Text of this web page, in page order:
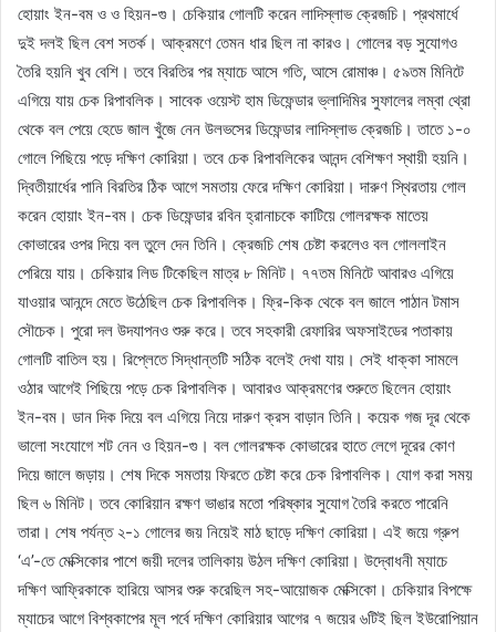
হোয়াং ইন-বম ও ও হিয়ন-গু। চেকিয়ার গোলটি করেন লাদিস্লাভ ক্রেজচি। প্রথমার্ধে
দুই দলই ছিল বেশ সতর্ক। আক্রমণে তেমন ধার ছিল না কারও। গোলের বড় সুযোগও
তৈরি হয়নি খুব বেশি। তবে বিরতির পর ম্যাচে আসে গতি, আসে রোমাঞ্চ। ৫৯তম মিনিটে
এগিয়ে যায় চেক রিপাবলিক। সাবেক ওয়েস্ট হাম ডিফেন্ডার ভ্লাদিমির সুফালের লম্বা থ্রো
থেকে বল পেয়ে হেডে জাল খুঁজে নেন উলভসের ডিফেন্ডার লাদিস্লাভ ক্রেজচি। তাতে ১-০
গোলে পিছিয়ে পড়ে দক্ষিণ কোরিয়া। তবে চেক রিপাবলিকের আনন্দ বেশিক্ষণ স্থায়ী হয়নি।
দ্বিতীয়ার্ধের পানি বিরতির ঠিক আগে সমতায় ফেরে দক্ষিণ কোরিয়া। দারুণ স্থিরতায় গোল
করেন হোয়াং ইন-বম। চেক ডিফেন্ডার রবিন হ্রানাচকে কাটিয়ে গোলরক্ষক মাতেয়
কোভারের ওপর দিয়ে বল তুলে দেন তিনি। ক্রেজচি শেষ চেষ্টা করলেও বল গোললাইন
পেরিয়ে যায়। চেকিয়ার লিড টিকেছিল মাত্র ৮ মিনিট। ৭৭তম মিনিটে আবারও এগিয়ে
যাওয়ার আনন্দে মেতে উঠেছিল চেক রিপাবলিক। ফ্রি-কিক থেকে বল জালে পাঠান টমাস
সৌচেক। পুরো দল উদযাপনও শুরু করে। তবে সহকারী রেফারির অফসাইডের পতাকায়
গোলটি বাতিল হয়। রিপ্লেতে সিদ্ধান্তটি সঠিক বলেই দেখা যায়। সেই ধাক্কা সামলে
ওঠার আগেই পিছিয়ে পড়ে চেক রিপাবলিক। আবারও আক্রমণের শুরুতে ছিলেন হোয়াং
ইন-বম। ডান দিক দিয়ে বল এগিয়ে নিয়ে দারুণ ক্রস বাড়ান তিনি। কয়েক গজ দূর থেকে
ভালো সংযোগে শট নেন ও হিয়ন-গু। বল গোলরক্ষক কোভারের হাতে লেগে দূরের কোণ
দিয়ে জালে জড়ায়। শেষ দিকে সমতায় ফিরতে চেষ্টা করে চেক রিপাবলিক। যোগ করা সময়
ছিল ৬ মিনিট। তবে কোরিয়ান রক্ষণ ভাঙার মতো পরিষ্কার সুযোগ তৈরি করতে পারেনি
তারা। শেষ পর্যন্ত ২-১ গোলের জয় নিয়েই মাঠ ছাড়ে দক্ষিণ কোরিয়া। এই জয়ে গ্রুপ
‘এ’-তে মেক্সিকোর পাশে জয়ী দলের তালিকায় উঠল দক্ষিণ কোরিয়া। উদ্বোধনী ম্যাচে
দক্ষিণ আফ্রিকাকে হারিয়ে আসর শুরু করেছিল সহ-আয়োজক মেক্সিকো। চেকিয়ার বিপক্ষে
ম্যাচের আগে বিশ্বকাপের মূল পর্বে দক্ষিণ কোরিয়ার আগের ৭ জয়ের ৬টিই ছিল ইউরোপিয়ান